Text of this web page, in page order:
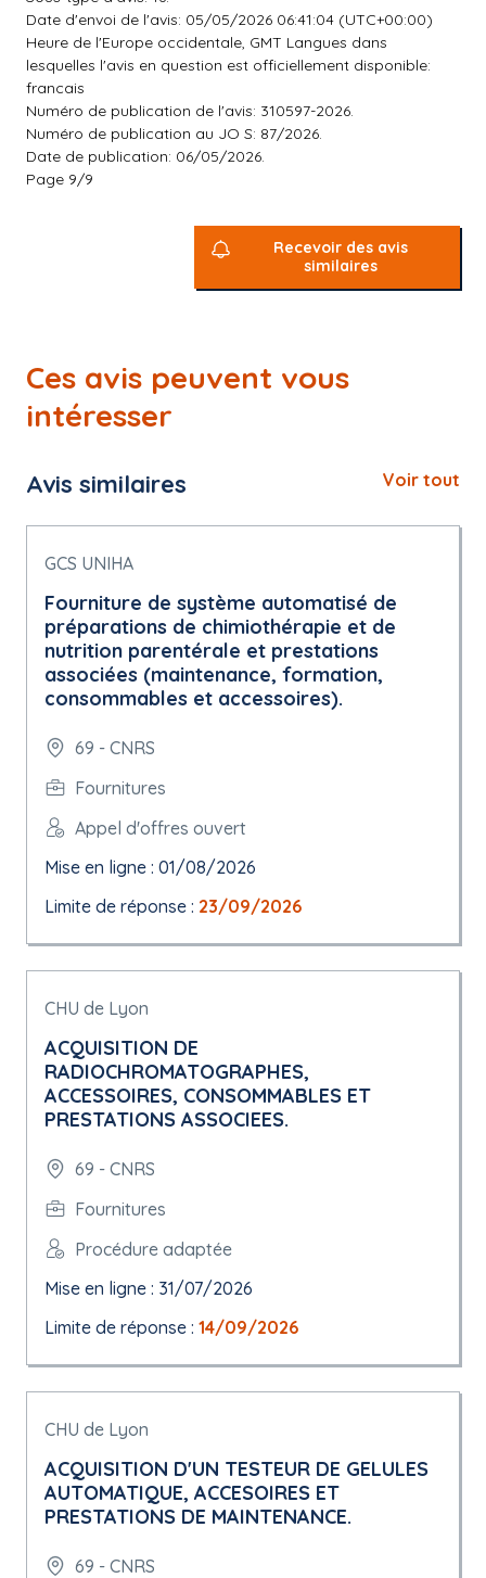
Date d'envoi de l'avis: 05/05/2026 06:41:04 (UTC+00:00)
Heure de l'Europe occidentale, GMT Langues dans
lesquelles l'avis en question est officiellement disponible:
francais
Numéro de publication de l'avis: 310597-2026.
Numéro de publication au JO S: 87/2026.
Date de publication: 06/05/2026.
Page 9/9
Recevoir des avis
similaires
Ces avis peuvent vous
intéresser
Avis similaires Voir tout
GCS UNIHA
Fourniture de système automatisé de
préparations de chimiothérapie et de
nutrition parentérale et prestations
associées (maintenance, formation,
consommables et accessoires).
69 - CNRS
Fournitures
Appel d'offres ouvert
Mise en ligne : 01/08/2026
Limite de réponse : 23/09/2026
CHU de Lyon
ACQUISITION DE
RADIOCHROMATOGRAPHES,
ACCESSOIRES, CONSOMMABLES ET
PRESTATIONS ASSOCIEES.
69 - CNRS
Fournitures
Procédure adaptée
Mise en ligne : 31/07/2026
Limite de réponse : 14/09/2026
CHU de Lyon
ACQUISITION D'UN TESTEUR DE GELULES
AUTOMATIQUE, ACCESOIRES ET
PRESTATIONS DE MAINTENANCE.
69 - CNRS